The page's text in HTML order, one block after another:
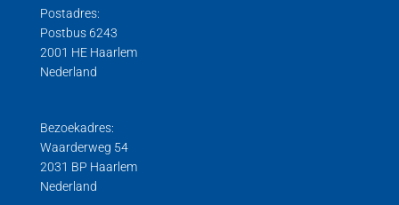
Postadres:
Postbus 6243
2001 HE Haarlem
Nederland
Bezoekadres:
Waarderweg 54
2031 BP Haarlem
Nederland